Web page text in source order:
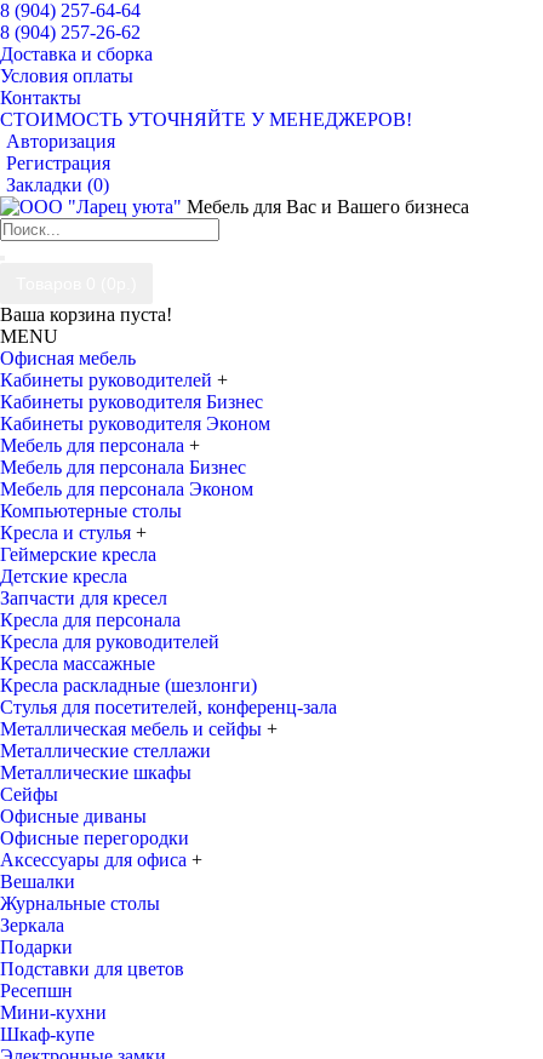
8 (904) 257-64-64
8 (904) 257-26-62
Доставка и сборка
Условия оплаты
Контакты
СТОИМОСТЬ УТОЧНЯЙТЕ У МЕНЕДЖЕРОВ!
Авторизация
Регистрация
Закладки (0)
Мебель для Вас и Вашего бизнеса
Ваша корзина пуста!
MENU
Офисная мебель
Кабинеты руководителей +
Кабинеты руководителя Бизнес
Кабинеты руководителя Эконом
Мебель для персонала +
Мебель для персонала Бизнес
Мебель для персонала Эконом
Компьютерные столы
Кресла и стулья +
Геймерские кресла
Детские кресла
Запчасти для кресел
Кресла для персонала
Кресла для руководителей
Кресла массажные
Кресла раскладные (шезлонги)
Стулья для посетителей, конференц-зала
Металлическая мебель и сейфы +
Металлические стеллажи
Металлические шкафы
Сейфы
Офисные диваны
Офисные перегородки
Аксессуары для офиса +
Вешалки
Журнальные столы
Зеркала
Подарки
Подставки для цветов
Ресепшн
Мини-кухни
Шкаф-купе